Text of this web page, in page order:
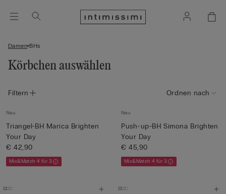
Damen BHs
Körbchen auswählen
Filtern Ordnen nach
Neu
Triangel-BH Marica Brighten
Your Day
€ 42,90
Mix&Match 4 für 3
Neu
Push-up-BH Simona Brighten
Your Day
€ 45,90
Mix&Match 4 für 3